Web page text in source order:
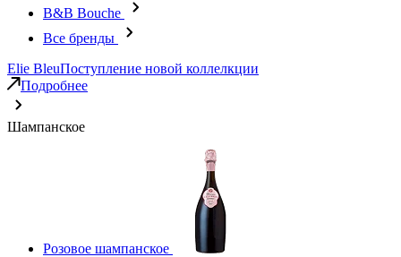
B&B Bouche
Все бренды
Elie BleuПоступление новой коллелкции
Подробнее
Шампанское
Розовое шампанское